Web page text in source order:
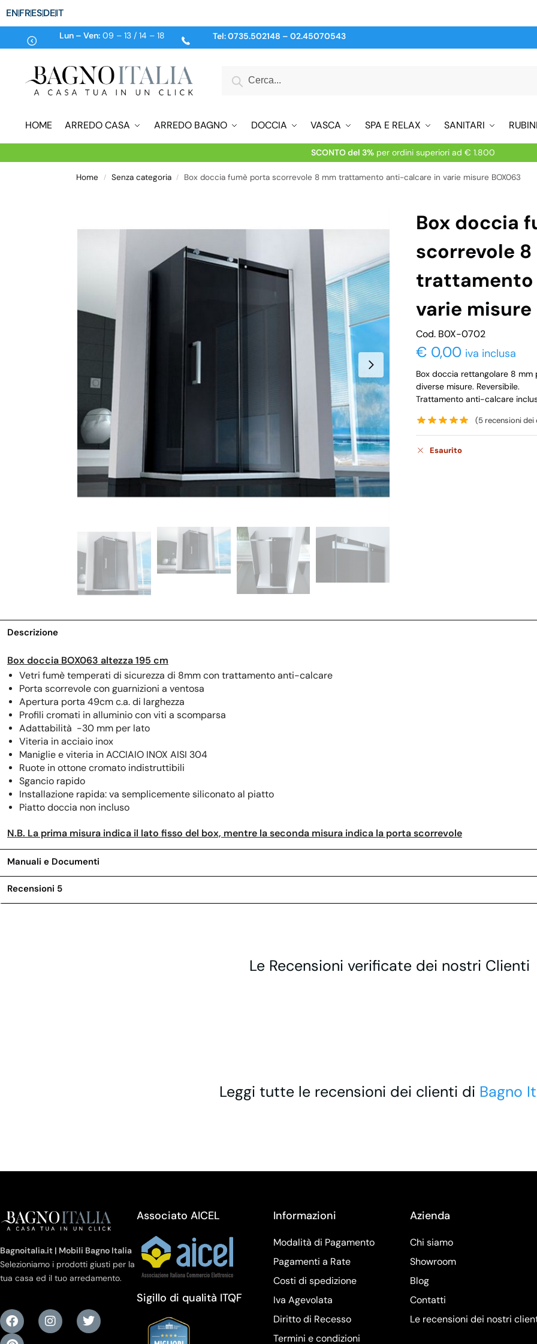
ENFRESDEIT
Lun – Ven:09 – 13 / 14 – 18 Tel:0735.502148 – 02.45070543
HOME ARREDO CASA ARREDO BAGNO DOCCIA VASCA SPA E RELAX SANITARI
SCONTO del 3%per ordini superiori ad € 1.800
Home / Senza categoria / Box doccia fumè porta scorrevole 8 mm trattamento anti-calcare in varie misure BOX063
Box doccia
scorrevole 8
varie misure
Cod. B0X-0702
€ 0,00 iva inclusa
Box doccia rettangolare 8
diverse misure. Reversibile.
Trattamento anti-calcare
(5 recensioni dei
Esaurito
Descrizione
Box doccia BOX063 altezza 195 cm
Vetri fumè temperati di sicurezza di 8mm con trattamento anti-calcare
Porta scorrevole con guarnizioni a ventosa
Apertura porta 49cm c.a. di larghezza
Profili cromati in alluminio con viti a scomparsa
Adattabilità -30 mm per lato
Viteria in acciaio inox
Maniglie e viteria in ACCIAIO INOX AISI 304
Ruote in ottone cromato indistruttibili
Sgancio rapido
Installazione rapida: va semplicemente siliconato al piatto
Piatto doccia non incluso
N.B. La prima misura indica il lato fisso del box, mentre la seconda misura indica la porta scorrevole
Manuali e Documenti
Recensioni 5
Le Recensioni verificate dei nostri Clienti
Leggi tutte le recensioni dei clienti di Bagno
Bagnoitalia.it | Mobili Bagno Italia
Selezioniamo i prodotti giusti per la
tua casa ed il tuo arredamento.
Associato AICEL
Sigillo di qualità ITQF
Informazioni
Modalità di Pagamento
Pagamenti a Rate
Costi di spedizione
Iva Agevolata
Diritto di Recesso
Termini e condizioni
Azienda
Chi siamo
Showroom
Blog
Contatti
Le recensioni dei nostri